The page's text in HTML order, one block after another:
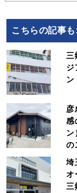
こちらの記事
三
ジ
ン
彦
感
ン
の
埼
オ
三